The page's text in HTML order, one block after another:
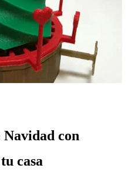
con
casa